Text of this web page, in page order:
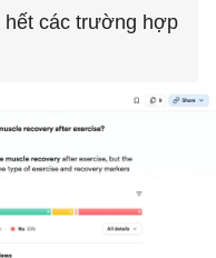
hết các trường hợp